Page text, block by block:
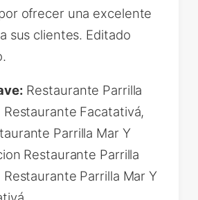
ofrecer una excelente
sus clientes. Editado
Restaurante Parrilla
Restaurante Facatativá,
Parrilla Mar Y
Restaurante Parrilla
Restaurante Parrilla Mar Y